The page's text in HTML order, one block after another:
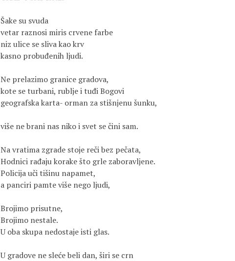
Šake su svuda
vetar raznosi miris crvene farbe
niz ulice se sliva kao krv
kasno probuđenih ljudi.
Ne prelazimo granice gradova,
kote se turbani, rublje i tuđi Bogovi
geografska karta- orman za stišnjenu šunku,
više ne brani nas niko i svet se čini sam.
Na vratima zgrade stoje reči bez pečata,
Hodnici rađaju korake što grle zaboravljene.
Policija uči tišinu napamet,
a panciri pamte više nego ljudi,
Brojimo prisutne,
Brojimo nestale.
U oba skupa nedostaje isti glas.
U gradove ne sleće beli dan, širi se crn